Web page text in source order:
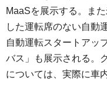
MaaSを展示する。また
した運転席のない自動
自動運転スタートアッ
バス」も展示される。
については、実際に車